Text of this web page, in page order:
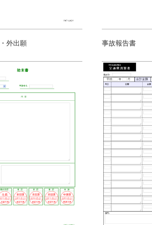
外出願 事故報告書